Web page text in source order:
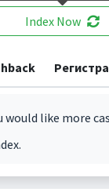
Index Now
would like more